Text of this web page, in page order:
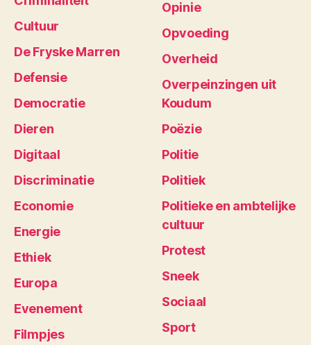
Cultuur
De Fryske Marren
Defensie
Democratie
Dieren
Digitaal
Discriminatie
Economie
Energie
Ethiek
Europa
Evenement
Filmpjes
Opinie
Opvoeding
Overheid
Overpeinzingen uit
Koudum
Poëzie
Politie
Politiek
Politieke en ambtelijke
cultuur
Protest
Sneek
Sociaal
Sport